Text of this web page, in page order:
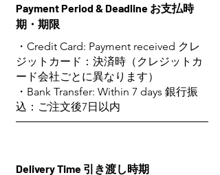
Payment Period & Deadline お支払時
期・期限
・Credit Card: Payment received クレ
ジットカード：決済時（クレジットカ
ード会社ごとに異なります）
・Bank Transfer: Within 7 days 銀行振
込：ご注文後7日以内
Delivery Time 引き渡し時期